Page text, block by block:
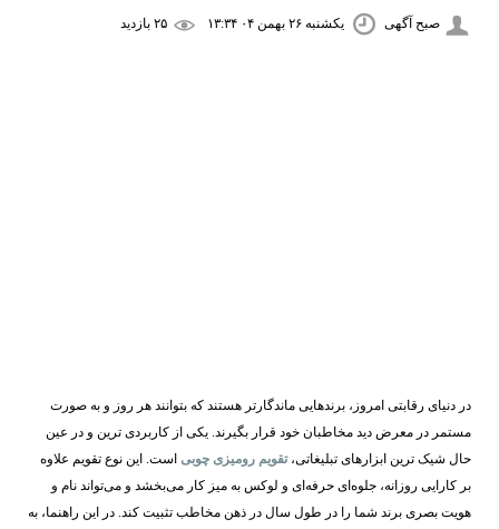
صبح آگهی یکشنبه ۲۶ بهمن ۰۴ ۱۳:۳۴
در دنیای رقابتی امروز، برندهایی ماندگارتر هستند که بتوانند هر روز و به‌ صورت
مستمر در معرض دید مخاطبان خود قرار بگیرند. یکی از کاربردی ‌ترین و در عین
حال شیک ‌ترین ابزارهای تبلیغاتی،تقویم رومیزی چوبی است. این نوع تقویم علاوه
بر کارایی روزانه، جلوه‌ای حرفه‌ای و لوکس به میز کار می‌بخشد و می‌تواند نام و
هویت بصری برند شما را در طول سال در ذهن مخاطب تثبیت کند. در این راهنما، به